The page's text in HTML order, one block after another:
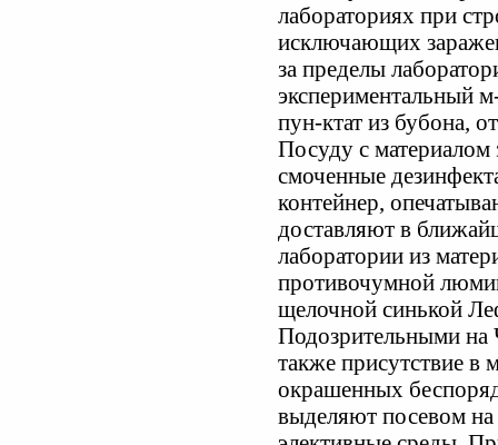
лабораториях при
исключающих
за пределы
экспериментальный
пун-ктат из бубона,
Посуду с материалом
смоченные
контейнер,
доставляют в
лаборатории из
противочумной
щелочной синькой
Подозрительными
также присутствие в
окрашенных
выделяют посевом на